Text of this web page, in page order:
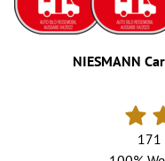
NIESMANN
171